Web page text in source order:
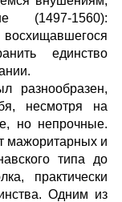
(1497-1560):
единство
разнообразен,
несмотря на
но непрочные.
мажоритарных и
типа до
практически
Одним из